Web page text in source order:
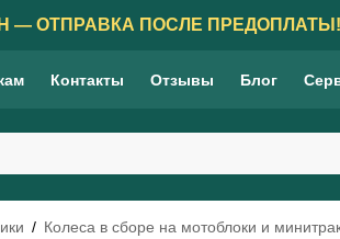
— ОТПРАВКА ПОСЛЕ ПРЕДОПЛАТЫ!
Контакты Отзывы Блог
Колеса в сборе на мотоблоки и